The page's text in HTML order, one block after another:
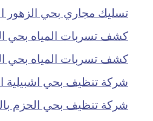
تسليك مجاري بحي الزهور
كشف تسربات المياه بحي
كشف تسربات المياه بحي
شركة تنظيف بحي اشبيلية
شركة تنظيف بحي الحزم